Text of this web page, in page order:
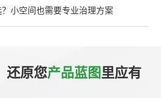
小空间也需要专业治理方案
还原您产品蓝图里应有